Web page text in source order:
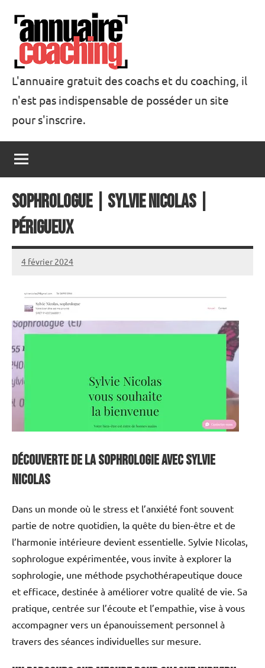
contenu
Annuaire
Coaching
L'annuaire gratuit des coachs et du coaching, il
n'est pas indispensable de posséder un site
pour s'inscrire.
Sophrologue | Sylvie Nicolas |
Périgueux
4 février 2024
annuairecoaching
Découverte de la sophrologie avec Sylvie
Nicolas
Dans un monde où le stress et l’anxiété font souvent
partie de notre quotidien, la quête du bien-être et de
l’harmonie intérieure devient essentielle. Sylvie Nicolas,
sophrologue expérimentée, vous invite à explorer la
sophrologie, une méthode psychothérapeutique douce
et efficace, destinée à améliorer votre qualité de vie. Sa
pratique, centrée sur l’écoute et l’empathie, vise à vous
accompagner vers un épanouissement personnel à
travers des séances individuelles sur mesure.